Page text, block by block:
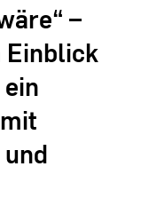
–
Einblick